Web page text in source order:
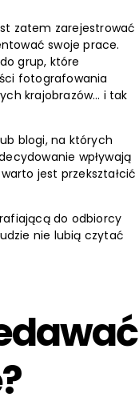
zatem zarejestrować
swoje prace.
grup, które
fotografowania
krajobrazów… i tak
blogi, na których
wpływają
jest przekształcić
do odbiorcy
nie lubią czytać